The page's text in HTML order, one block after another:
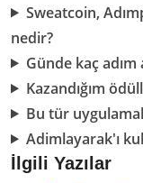
Sweatcoin,
nedir?
Günde kaç
Kazandığım
Bu tür
Adimlayarak'ı
İlgili Yazılar